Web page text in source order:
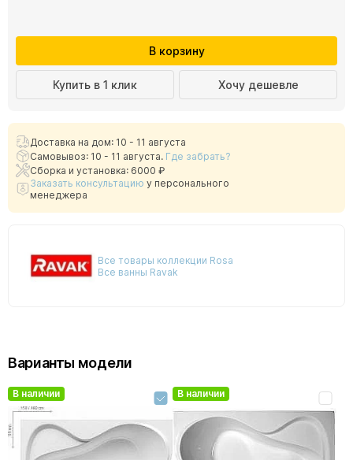
В корзину
Купить в 1 клик Хочу дешевле
Доставка на дом: 10 - 11 августа
Самовывоз: 10 - 11 августа. Где забрать?
Сборка и установка: 6000 ₽
Заказать консультацию у персонального
менеджера
Все товары коллекции Rosa
Все ванны Ravak
Варианты модели
В наличии В наличии